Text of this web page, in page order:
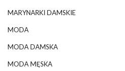
MARYNARKI DAMSKIE
MODA
MODA DAMSKA
MODA MĘSKA